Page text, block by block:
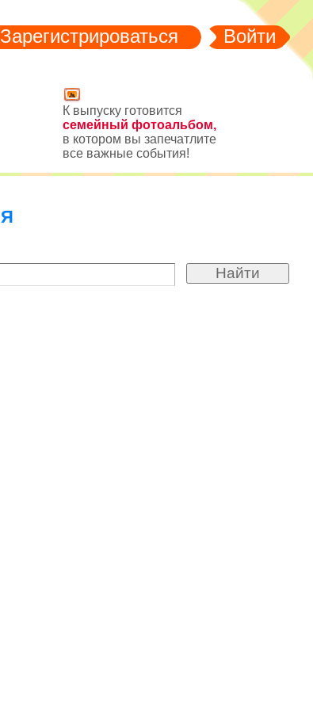
Зарегистрироваться Войти
К выпуску готовится
семейный фотоальбом,
в котором вы запечатлите
все важные события!
Я